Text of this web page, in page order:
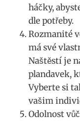
háčky,
dle potřeby.
Rozmanité
má své
Naštěstí je
plandavek,
Vyberte si
vašim
Odolnost